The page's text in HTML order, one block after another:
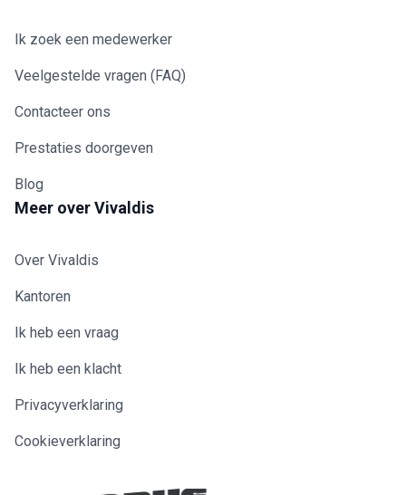
Ik zoek een medewerker
Veelgestelde vragen (FAQ)
Contacteer ons
Prestaties doorgeven
Blog
Meer over Vivaldis
Over Vivaldis
Kantoren
Ik heb een vraag
Ik heb een klacht
Privacyverklaring
Cookieverklaring